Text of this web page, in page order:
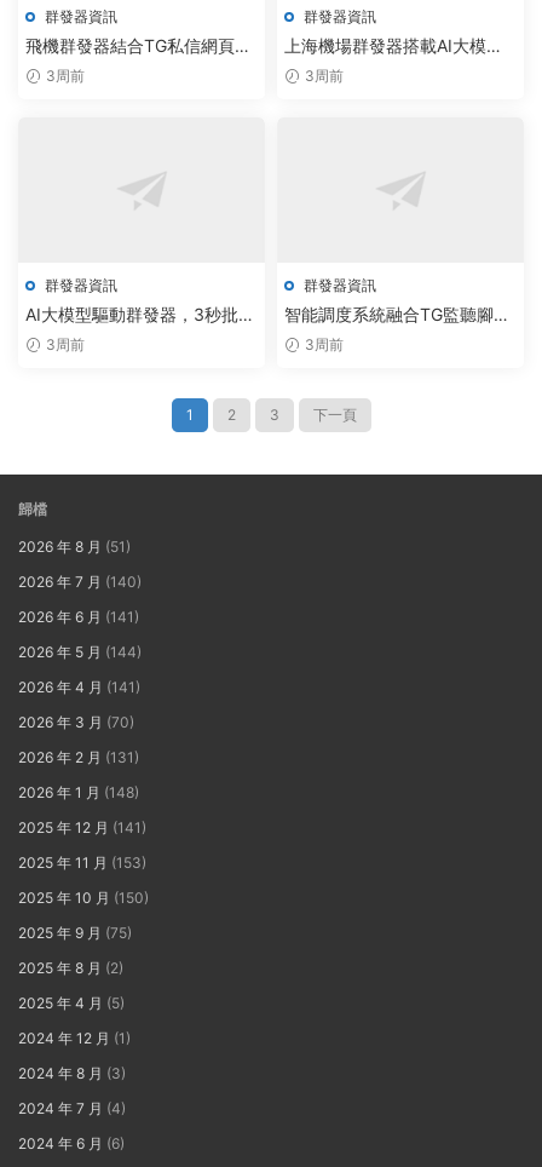
群發器資訊
飛機群發器結合TG私信網頁版
定制，3大技術突破破解版源碼
3周前
群發器資訊
上海機場群發器搭載AI大模
型，實現精準營銷效率提升
3周前
群發器資訊
AI大模型驅動群發器，3秒批量
拉人引爆社群增長
3周前
群發器資訊
智能調度系統融合TG監聽腳
本，自動化通信方案賦能行業
3周前
1 2 3 下一頁
歸檔
2026 年 8 月 (51)
2026 年 7 月 (140)
2026 年 6 月 (141)
2026 年 5 月 (144)
2026 年 4 月 (141)
2026 年 3 月 (70)
2026 年 2 月 (131)
2026 年 1 月 (148)
2025 年 12 月 (141)
2025 年 11 月 (153)
2025 年 10 月 (150)
2025 年 9 月 (75)
2025 年 8 月 (2)
2025 年 4 月 (5)
2024 年 12 月 (1)
2024 年 8 月 (3)
2024 年 7 月 (4)
2024 年 6 月 (6)